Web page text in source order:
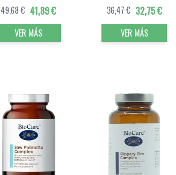
41,89 €
49,68 €
VER MÁS
32,75 €
36,47 €
VER MÁS